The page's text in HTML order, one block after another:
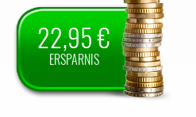
22,95 €
ERSPARNIS